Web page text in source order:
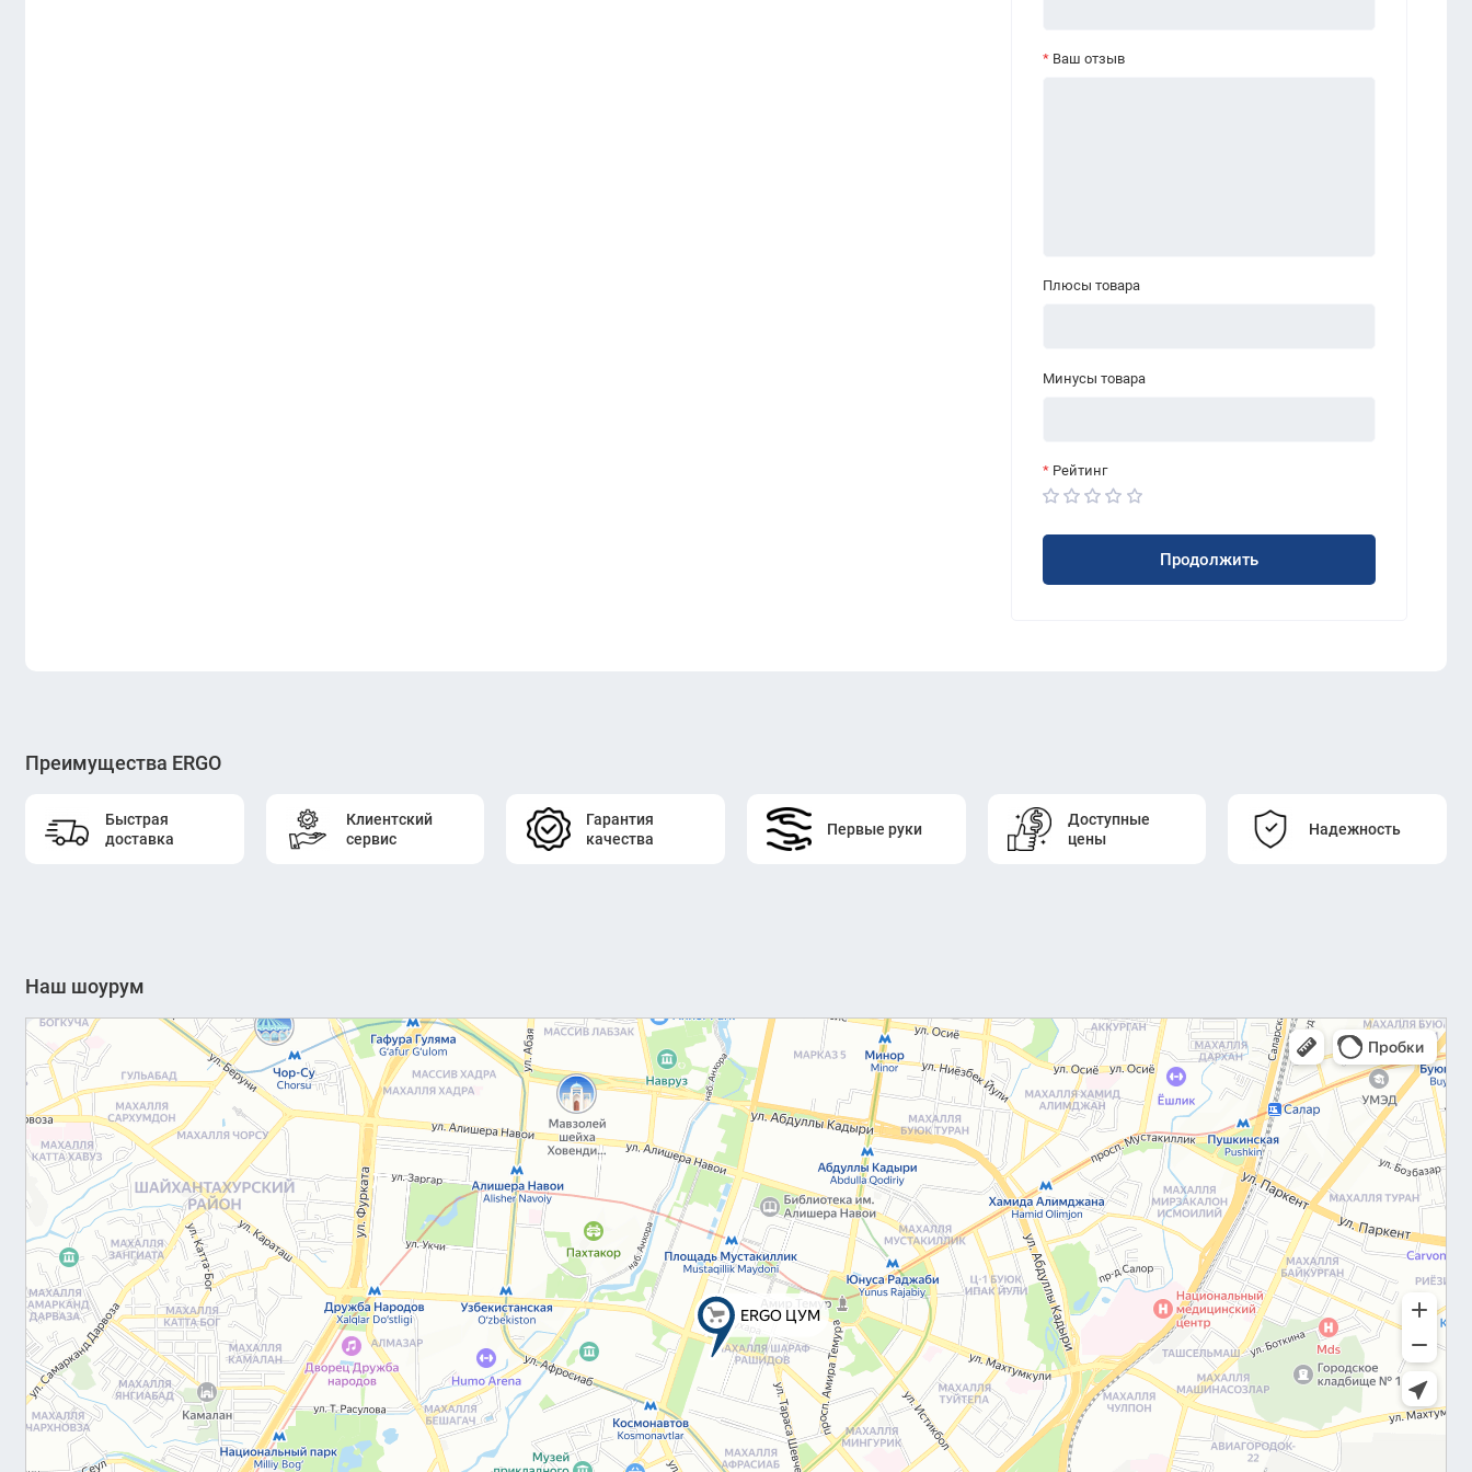
Ваш отзыв
Плюсы товара
Минусы товара
Рейтинг
Продолжить
Преимущества ERGO
Быстрая
доставка
Клиентский
сервис
Гарантия
качества
Первые руки
Доступные
цены
Надежность
Наш шоурум